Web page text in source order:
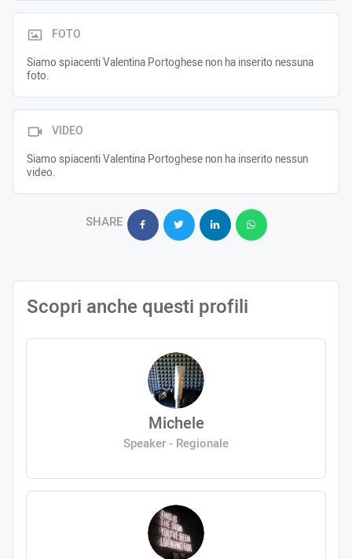
FOTO
Siamo spiacenti Valentina Portoghese non ha inserito nessuna
foto.
VIDEO
Siamo spiacenti Valentina Portoghese non ha inserito nessun
video.
SHARE
Scopri anche questi profili
Michele
Speaker - Regionale